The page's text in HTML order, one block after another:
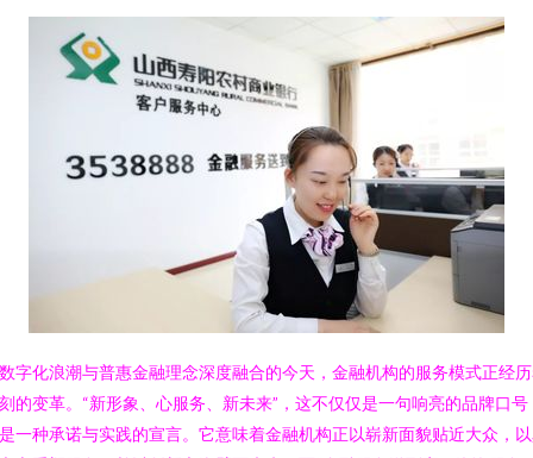
字化浪潮与普惠金融理念深度融合的今天，金融机构的服务模式正经
的变革。“新形象、心服务、新未来”，这不仅仅是一句响亮的品牌口号
一种承诺与实践的宣言。它意味着金融机构正以崭新面貌贴近大众，